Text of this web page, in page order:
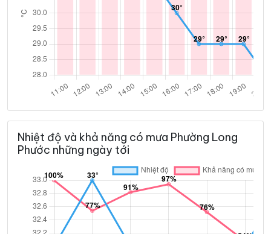
Nhiệt độ và khả năng có mưa Phường Long
Phước những ngày tới